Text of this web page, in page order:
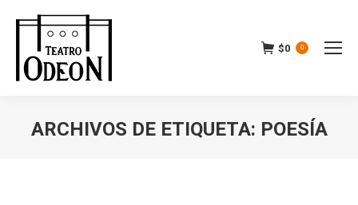
$0 0
ARCHIVOS DE ETIQUETA: POESÍA